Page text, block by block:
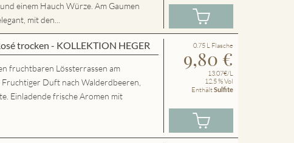
einem Hauch Würze. Am Gaumen
mit den...
trocken - KOLLEKTION HEGER
fruchtbaren Lössterrassen am
Duft nach Walderdbeeren,
Einladende frische Aromen mit
0.75 L Flasche
9,80 €
13.07€/L
12.5 % Vol
EnthältSulfite